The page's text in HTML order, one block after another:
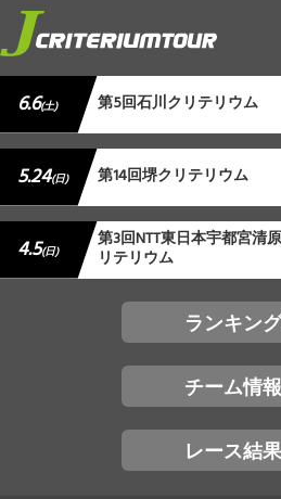
6.6(土) 第5回石川クリテリウム
5.24(日) 第14回堺クリテリウム
4.5(日) 第3回NTT東日本宇都宮清
リテリウム
ランキン
チーム情
レース結